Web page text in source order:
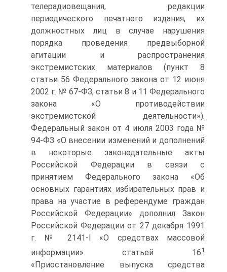
телерадиовещания, редакции
периодического печатного издания, их
должностных лиц в случае нарушения
порядка проведения предвыборной
агитации и распространения
экстремистских материалов (пункт 8
статьи 56 Федерального закона от 12 июня
2002 г. № 67-ФЗ, статьи 8 и 11 Федерального
закона «О противодействии
экстремистской деятельности»).
Федеральный закон от 4 июля 2003 года №
94-ФЗ «О внесении изменений и дополнений
в некоторые законодательные акты
Российской Федерации в связи с
принятием Федерального закона «Об
основных гарантиях избирательных прав и
права на участие в референдуме граждан
Российской Федерации» дополнил Закон
Российской Федерации от 27 декабря 1991
г. № 2141-I «О средствах массовой
информации» статьей 161
«Приостановление выпуска средства